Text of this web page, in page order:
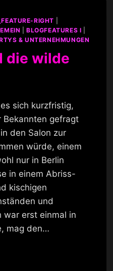
_FEATURE-RIGHT
|BLOGFEATURES I
& UNTERNEHMUNGEN
die wilde
sich kurzfristig,
Bekannten gefragt
den Salon zur
würde, einem
nur in Berlin
in einem Abriss-
kischigen
und
war erst einmal in
mag den…